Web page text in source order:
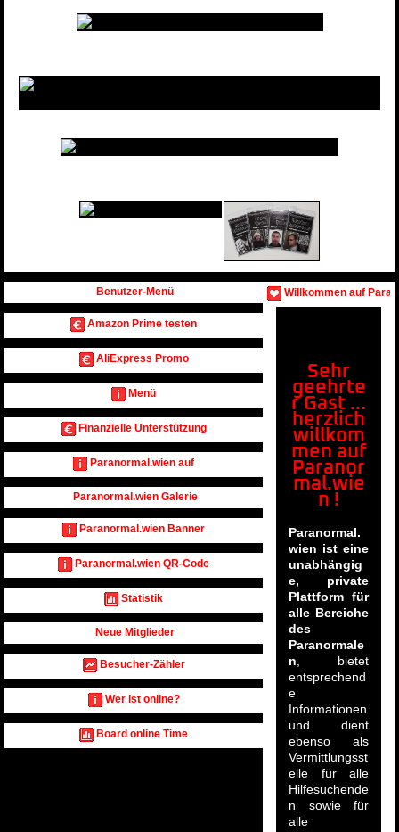
Willkommen auf
Sehr
geehrte
r Gast ...
herzlich
willkom
men auf
Paranor
mal.wie
n !
Paranormal.
wien ist eine
unabhängig
e, private
Plattform für
alle Bereiche
des
Paranormale
n , bietet
entsprechend
e
Informationen
und dient
ebenso als
Vermittlungsst
elle für alle
Hilfesuchende
n sowie für
alle
Benutzer-Menü
Amazon Prime testen
AliExpress Promo
Menü
Finanzielle Unterstützung
Paranormal.wien auf
Paranormal.wien Galerie
Paranormal.wien Banner
Paranormal.wien QR-Code
Statistik
Neue Mitglieder
Besucher-Zähler
Wer ist online?
Board online Time